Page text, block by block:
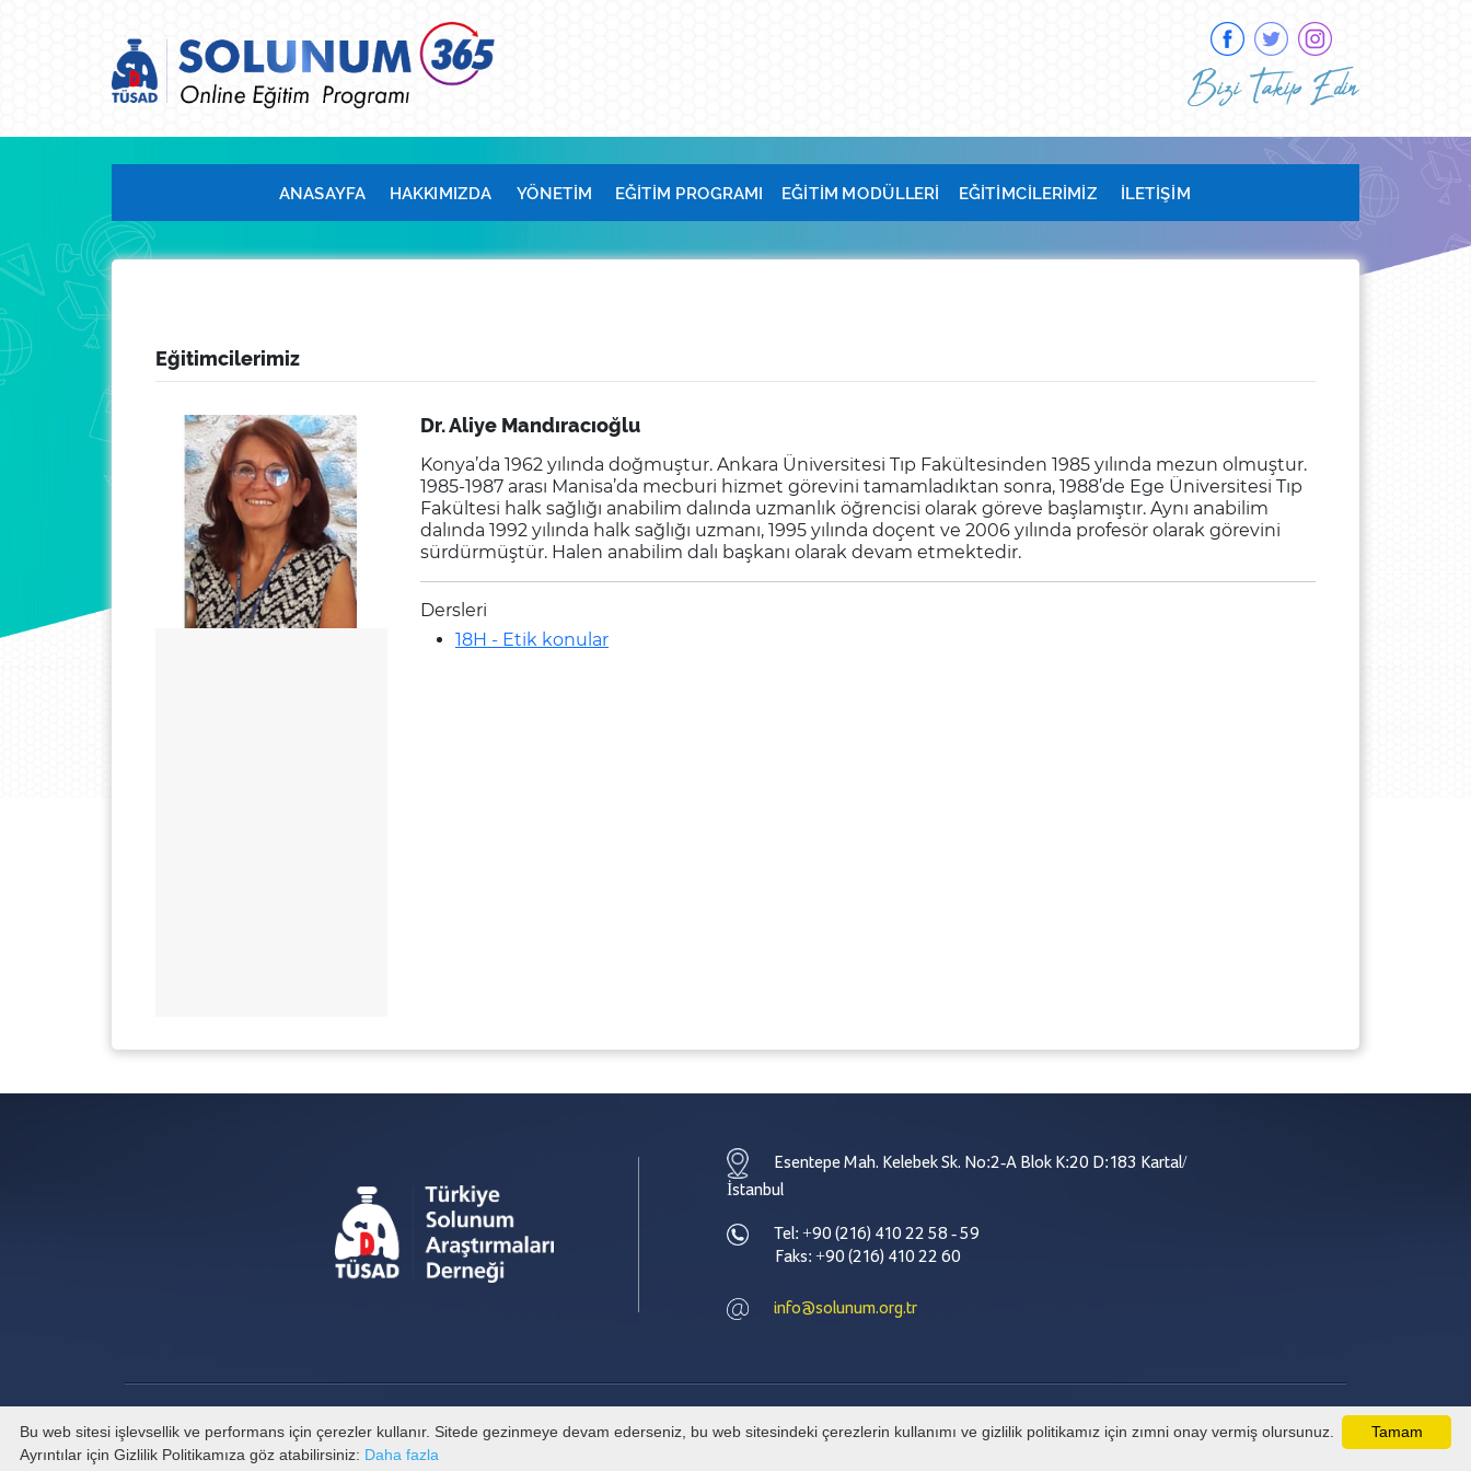
Bizi Takip Edin
ANASAYFA HAKKIMIZDA YÖNETİM EĞİTİM PROGRAMI EĞİTİM MODÜLLERİ EĞİTİMCİLERİMİZ İLETİŞİM
Eğitimcilerimiz
Dr. Aliye Mandıracıoğlu
Konya’da 1962 yılında doğmuştur. Ankara Üniversitesi Tıp Fakültesinden 1985 yılında mezun olmuştur.
1985-1987 arası Manisa’da mecburi hizmet görevini tamamladıktan sonra, 1988’de Ege Üniversitesi Tıp
Fakültesi halk sağlığı anabilim dalında uzmanlık öğrencisi olarak göreve başlamıştır. Aynı anabilim
dalında 1992 yılında halk sağlığı uzmanı, 1995 yılında doçent ve 2006 yılında profesör olarak görevini
sürdürmüştür. Halen anabilim dalı başkanı olarak devam etmektedir.
Dersleri
18H - Etik konular
Esentepe Mah. Kelebek Sk. No:2-A Blok K:20 D:183 Kartal/
İstanbul
Tel: +90 (216) 410 22 58 - 59
Faks: +90 (216) 410 22 60
info@solunum.org.tr
© Tüm hakları Türkiye Solunum Derneği' ne aittir. İzinsiz alıntı yapılamaz. Tamam
Bu web sitesi işlevsellik ve performans için çerezler kullanır. Sitede gezinmeye devam ederseniz, bu web sitesindeki çerezlerin kullanımı ve gizlilik politikamız için zımni onay vermiş olursunuz.
Ayrıntılar için Gizlilik Politikamıza göz atabilirsiniz: Daha fazla